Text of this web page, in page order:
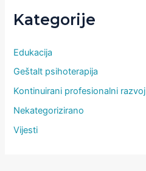
Kategorije
Edukacija
Geštalt psihoterapija
Kontinuirani profesionalni razvoj
Nekategorizirano
Vijesti